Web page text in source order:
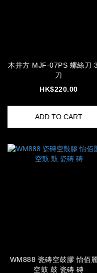
木井方 MJF-07PS 螺絲刀 3.6V
刀
HK$220.00
ADD TO CART
WM888 瓷磚空鼓膠 怡佰
空鼓 鼓 瓷磚 磚